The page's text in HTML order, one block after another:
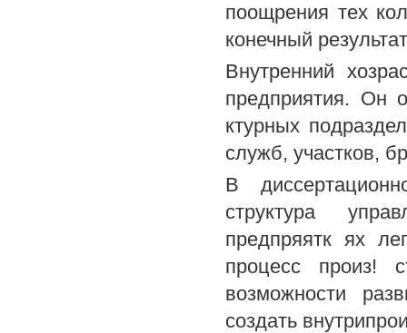
поощрения тех
конечный
Внутренний
предприятия. Он
ктурных
служб, участков,
В
структура
предпряятк ях
процесс произ!
возможности
создать